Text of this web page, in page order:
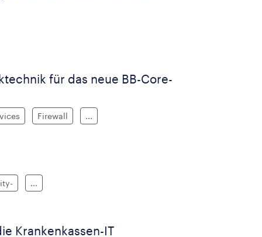
für das neue BB-Core-
Firewall ...
...
Krankenkassen-IT